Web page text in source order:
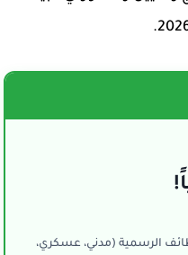
الرسمية (مدني، عسكري،